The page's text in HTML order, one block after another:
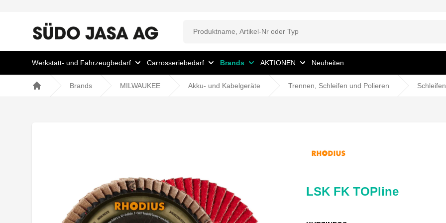
Werkstatt- und Fahrzeugbedarf Carrosseriebedarf Brands AKTIONEN Neuheiten
Brands MILWAUKEE Akku- und Kabelgeräte Trennen, Schleifen und Polieren
LSK FK TOPline